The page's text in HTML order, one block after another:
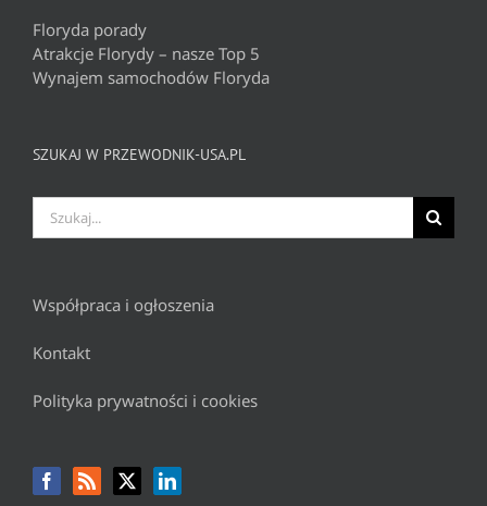
Floryda porady
Atrakcje Florydy – nasze Top 5
Wynajem samochodów Floryda
SZUKAJ W PRZEWODNIK-USA.PL
Szukaj
Współpraca i ogłoszenia
Kontakt
Polityka prywatności i cookies